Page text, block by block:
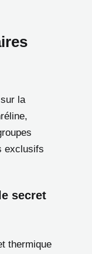
la
exclusifs
secret
thermique